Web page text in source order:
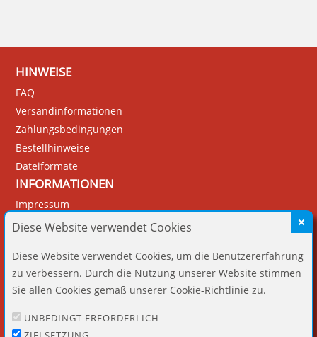
HINWEISE
FAQ
Versandinformationen
Zahlungsbedingungen
Bestellhinweise
Dateiformate
INFORMATIONEN
Impressum
Datenschutz
Widerruf
Barrierefreiheit
Vertrag widerrufen
KUNDENBEREICH
Diese Website verwendet Cookies
Diese Website verwendet Cookies, um die Benutzererfahrung
zu verbessern. Durch die Nutzung unserer Website stimmen
Sie allen Cookies gemäß unserer Cookie-Richtlinie zu.
UNBEDINGT ERFORDERLICH